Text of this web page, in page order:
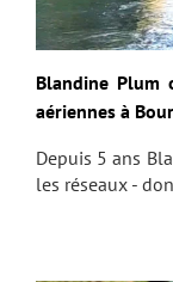
Blandine Plum
aériennes à
Depuis 5 ans
les réseaux -